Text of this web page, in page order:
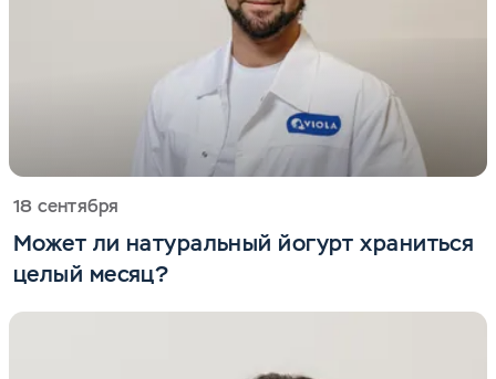
18 сентября
Может ли натуральный йогурт храниться
целый месяц?